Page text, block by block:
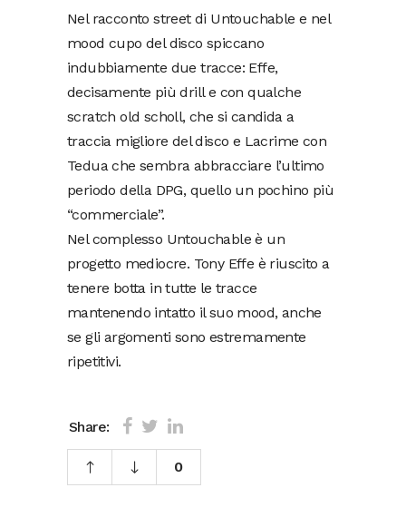
Nel racconto street di Untouchable e nel
mood cupo del disco spiccano
indubbiamente due tracce: Effe,
decisamente più drill e con qualche
scratch old scholl, che si candida a
traccia migliore del disco e Lacrime con
Tedua che sembra abbracciare l’ultimo
periodo della DPG, quello un pochino più
“commerciale”.
Nel complesso Untouchable è un
progetto mediocre. Tony Effe è riuscito a
tenere botta in tutte le tracce
mantenendo intatto il suo mood, anche
se gli argomenti sono estremamente
ripetitivi.
Share:
0